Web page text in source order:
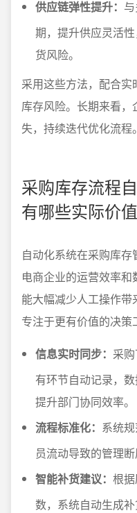
供应链弹性提升：
期，提升供应灵活
货风险。
采用这些方法，配合
库存风险。长期来看
失，持续迭代优化流程。
采购库存流程
有哪些实际价值
自动化系统在采购库
电商企业的运营效率
能大幅减少人工操作
专注于更有价值的决策
信息实时同步： 采
有环节自动记录，
提升部门协同效率。
流程标准化： 系统
员流动导致的管理
智能补货建议： 根
数，系统自动生成